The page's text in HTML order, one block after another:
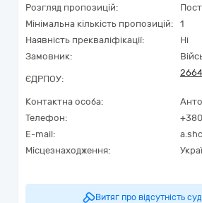
Розгляд пропозицій:
Мінімальна кількість пропозицій:
1
Наявність прекваліфікації:
Ні
Замовник:
ЄДРПОУ:
Контактна особа:
Телефон:
E-mail:
Місцезнаходження:
Витяг про відсутність